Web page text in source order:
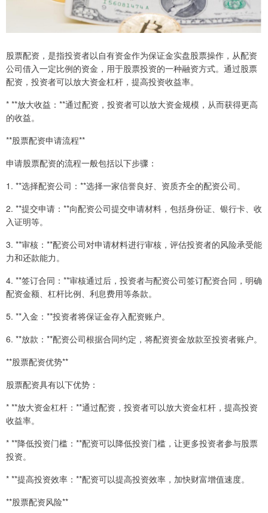
股票配资，是指投资者以自有资金作为保证金实盘股票操作，从配资
公司借入一定比例的资金，用于股票投资的一种融资方式。通过股票
配资，投资者可以放大资金杠杆，提高投资收益率。
* **放大收益：**通过配资，投资者可以放大资金规模，从而获得更高
的收益。
**股票配资申请流程**
申请股票配资的流程一般包括以下步骤：
1. **选择配资公司：**选择一家信誉良好、资质齐全的配资公司。
2. **提交申请：**向配资公司提交申请材料，包括身份证、银行卡、收
入证明等。
3. **审核：**配资公司对申请材料进行审核，评估投资者的风险承受能
力和还款能力。
4. **签订合同：**审核通过后，投资者与配资公司签订配资合同，明确
配资金额、杠杆比例、利息费用等条款。
5. **入金：**投资者将保证金存入配资账户。
6. **放款：**配资公司根据合同约定，将配资资金放款至投资者账户。
**股票配资优势**
股票配资具有以下优势：
* **放大资金杠杆：**通过配资，投资者可以放大资金杠杆，提高投资
收益率。
* **降低投资门槛：**配资可以降低投资门槛，让更多投资者参与股票
投资。
* **提高投资效率：**配资可以提高投资效率，加快财富增值速度。
**股票配资风险**